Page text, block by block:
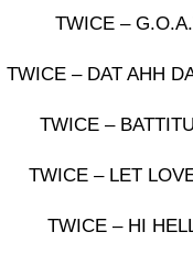
TWICE –
TWICE – DAT AHH
TWICE –
TWICE – LET
TWICE – HI